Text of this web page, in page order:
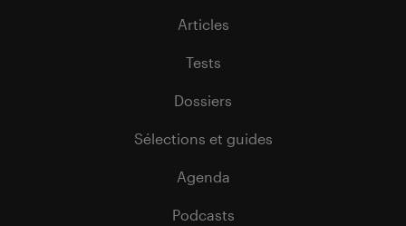
Articles
Tests
Dossiers
Sélections et guides
Agenda
Podcasts